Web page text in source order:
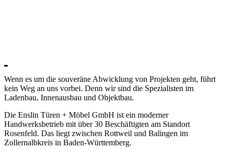
Wenn es um die souveräne Abwicklung von Projekten geht, führt
kein Weg an uns vorbei. Denn wir sind die Spezialisten im
Ladenbau, Innenausbau und Objektbau.
Die Enslin Türen + Möbel GmbH ist ein moderner
Handwerksbetrieb mit über 30 Beschäftigten am Standort
Rosenfeld. Das liegt zwischen Rottweil und Balingen im
Zollernalbkreis in Baden-Württemberg.